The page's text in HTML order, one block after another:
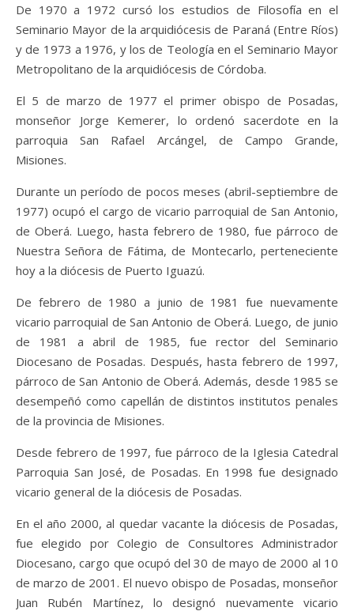
De 1970 a 1972 cursó los estudios de Filosofía en el
Seminario Mayor de la arquidiócesis de Paraná (Entre Ríos)
y de 1973 a 1976, y los de Teología en el Seminario Mayor
Metropolitano de la arquidiócesis de Córdoba.
El 5 de marzo de 1977 el primer obispo de Posadas,
monseñor Jorge Kemerer, lo ordenó sacerdote en la
parroquia San Rafael Arcángel, de Campo Grande,
Misiones.
Durante un período de pocos meses (abril-septiembre de
1977) ocupó el cargo de vicario parroquial de San Antonio,
de Oberá. Luego, hasta febrero de 1980, fue párroco de
Nuestra Señora de Fátima, de Montecarlo, perteneciente
hoy a la diócesis de Puerto Iguazú.
De febrero de 1980 a junio de 1981 fue nuevamente
vicario parroquial de San Antonio de Oberá. Luego, de junio
de 1981 a abril de 1985, fue rector del Seminario
Diocesano de Posadas. Después, hasta febrero de 1997,
párroco de San Antonio de Oberá. Además, desde 1985 se
desempeñó como capellán de distintos institutos penales
de la provincia de Misiones.
Desde febrero de 1997, fue párroco de la Iglesia Catedral
Parroquia San José, de Posadas. En 1998 fue designado
vicario general de la diócesis de Posadas.
En el año 2000, al quedar vacante la diócesis de Posadas,
fue elegido por Colegio de Consultores Administrador
Diocesano, cargo que ocupó del 30 de mayo de 2000 al 10
de marzo de 2001. El nuevo obispo de Posadas, monseñor
Juan Rubén Martínez, lo designó nuevamente vicario